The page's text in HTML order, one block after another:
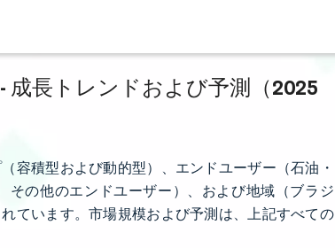
長トレンドおよび予測（2025
容積型および動的型）、エンドユーザー（石油・
その他のエンドユーザー）、および地域（ブラジ
ています。市場規模および予測は、上記すべての